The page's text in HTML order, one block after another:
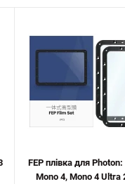
FEP плівка для
Mono 4, Mono 4